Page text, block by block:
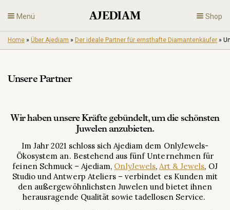
to
content
Menü Shop
Diamanten
Feiner Schmuck
Home » Über Ajediam » Der ideale Partner für ernsthafte Diamantenkäufer »
Unsere Partner
Wir haben unsere Kräfte gebündelt, um die schönsten
Juwelen anzubieten.
Im Jahr 2021 schloss sich Ajediam dem OnlyJewels-
Ökosystem an. Bestehend aus fünf Unternehmen für
feinen Schmuck – Ajediam, OnlyJewels, Art & Jewels, OJ
Studio und Antwerp Ateliers – verbindet es Kunden mit
den außergewöhnlichsten Juwelen und bietet ihnen
herausragende Qualität sowie tadellosen Service.